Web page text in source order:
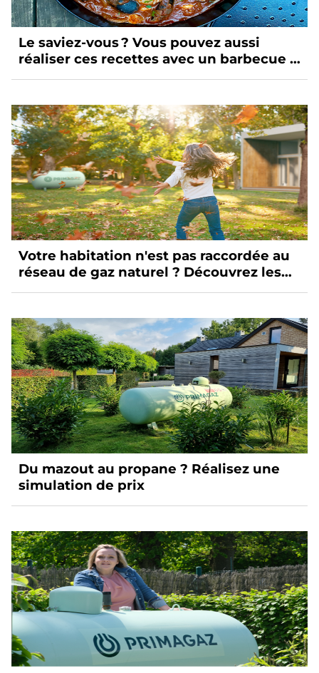
Le saviez-vous ? Vous pouvez aussi
réaliser ces recettes avec un barbecue à
gaz
Votre habitation n'est pas raccordée au
réseau de gaz naturel ? Découvrez les
alternatives
Du mazout au propane ? Réalisez une
simulation de prix